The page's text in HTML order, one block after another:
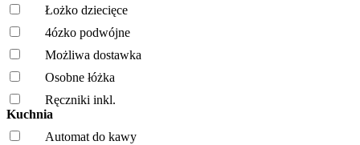
Łożko dziecięce
4ózko podwójne
Możliwa dostawka
Osobne łóżka
Ręczniki inkl.
Kuchnia
Automat do kawy